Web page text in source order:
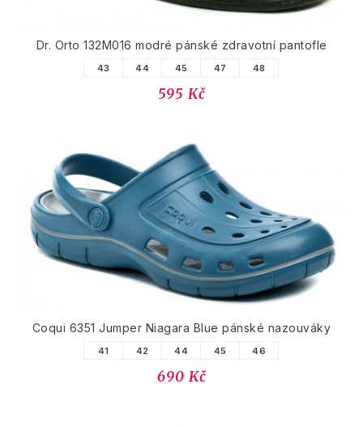
Dr. Orto 132M016 modré pánské zdravotní pantofle
43 44 45 47 48
595 Kč
Coqui 6351 Jumper Niagara Blue pánské nazouváky
41 42 44 45 46
690 Kč